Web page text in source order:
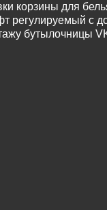
корзины для
регулируемый с
бутылочницы